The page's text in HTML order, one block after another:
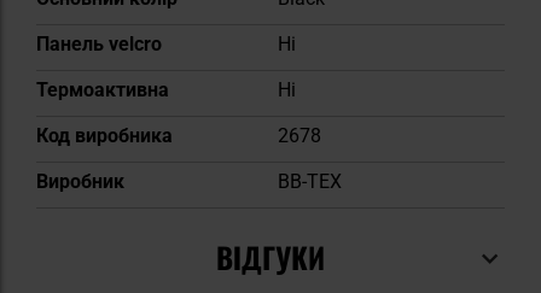
Панель velcro
Ні
Термоактивна
Ні
Код виробника
2678
Виробник
BB-TEX
ВІДГУКИ